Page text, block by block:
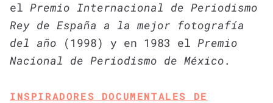
el Premio Internacional de Periodismo
Rey de España a la mejor fotografía
del año (1998) y en 1983 el Premio
Nacional de Periodismo de México.
INSPIRADORES DOCUMENTALES DE